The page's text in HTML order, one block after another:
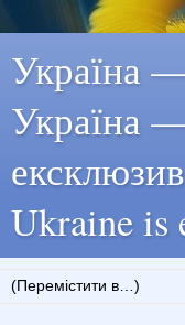
Україна
Україна
Ukraine is